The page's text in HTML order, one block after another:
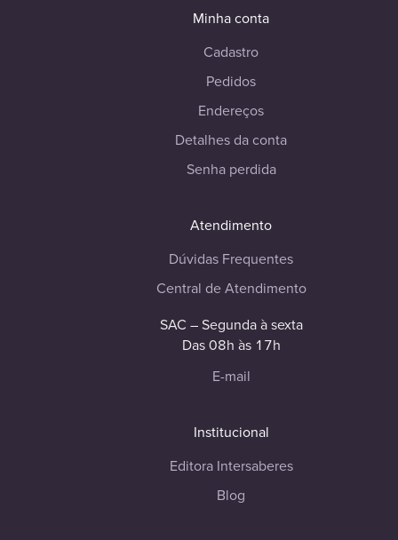
Minha conta
Cadastro
Pedidos
Endereços
Detalhes da conta
Senha perdida
Atendimento
Dúvidas Frequentes
Central de Atendimento
SAC – Segunda à sexta
Das 08h às 17h
E-mail
Institucional
Editora Intersaberes
Blog